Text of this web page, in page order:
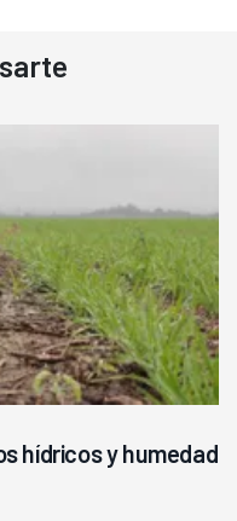
hídricos y humedad